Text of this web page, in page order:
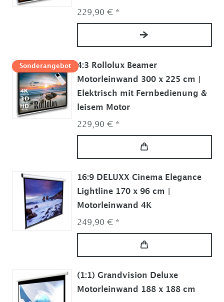
229,90 € *
Sonderangebot
4:3 Rollolux Beamer
Motorleinwand 300 x 225 cm |
Elektrisch mit Fernbedienung &
leisem Motor
229,90 € *
16:9 DELUXX Cinema Elegance
Lightline 170 x 96 cm |
Motorleinwand 4K
249,90 € *
(1:1) Grandvision Deluxe
Motorleinwand 188 x 188 cm